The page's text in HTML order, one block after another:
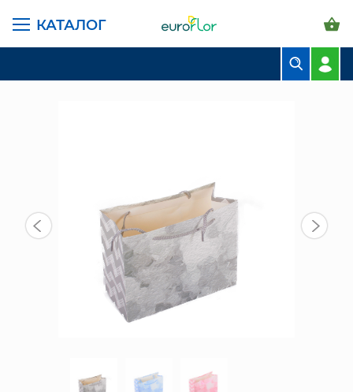
КАТАЛОГ
КОМНАТНЫЕ РАСТЕНИЯ
ГОРШКИ И КАШПО
ГРУНТЫ И УДОБРЕНИЯ
ПРЕДМЕТЫ ИНТЕРЬЕРА
МЯГКИЕ ИГРУШКИ
ГЛАВНАЯ СТРАНИЦА КАТАЛОГ
ПАКЕТЫ И СУМКИ